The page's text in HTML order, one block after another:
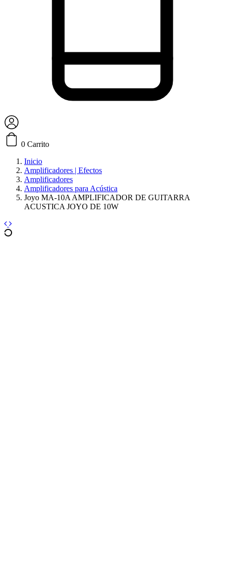
0 Carrito
Inicio
Amplificadores | Efectos
Amplificadores
Amplificadores para Acústica
Joyo MA-10A AMPLIFICADOR DE GUITARRA
ACUSTICA JOYO DE 10W